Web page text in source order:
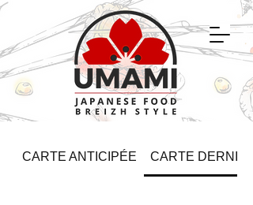
CARTE ANTICIPÉE CARTE